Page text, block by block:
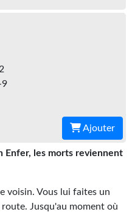
9
Ajouter
Enfer, les morts reviennent
voisin. Vous lui faites un
Jusqu'au moment où